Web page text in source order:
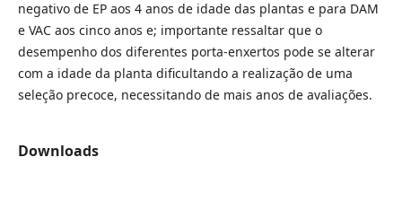
negativo de EP aos 4 anos de idade das plantas e para DAM
e VAC aos cinco anos e; importante ressaltar que o
desempenho dos diferentes porta-enxertos pode se alterar
com a idade da planta dificultando a realização de uma
seleção precoce, necessitando de mais anos de avaliações.
Downloads